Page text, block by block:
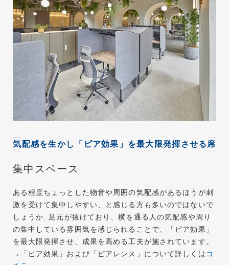
気配感を生かし「ピア効果」を最大限発揮させる席
集中スペース
ある程度ちょっとした物音や周囲の気配感があるほうが刺
激を受けて集中しやすい、と感じる方も多いのではないで
しょうか. 足元が抜けており、横を通る人の気配感や周り
の集中している雰囲気を感じられることで、「ピア効果」
を最大限発揮させ、成果を高める工夫が施されています。
→「ピア効果」および「ピアレンス」について詳しくは コ